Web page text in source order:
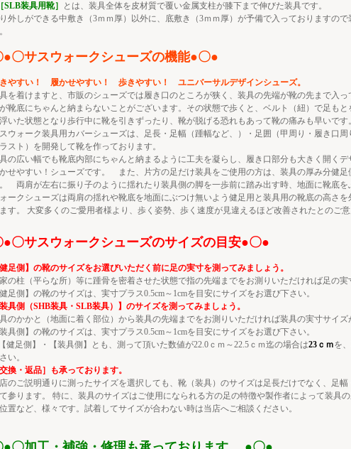
SLB装具用靴］
とは、装具全体を皮材質で覆い金属支柱が膝下まで伸びた装具です。
外しができる中敷き（3ｍｍ厚）以外に、底敷き（3ｍｍ厚）が予備で入っておりますの
●〇サスウォークシューズの機能●〇●
やすい！ 履かせやすい！ 歩きやすい！ ユニバーサルデザインシューズ。
を着けますと、市販のシューズでは履き口のところが狭く、装具の先端が靴の先まで入
靴底にちゃんと納まらないことがございます。その状態で歩くと、ベルト（紐）で足もと
いた状態となり歩行中に靴を引きずったり、靴が脱げる恐れもあって靴の痛みも早いで
ウォーク装具用カバーシューズは、足長・足幅（踵幅など、）・足囲（甲周り・履き口
スト）を開発して靴を作っております。
の広い幅でも靴底内部にちゃんと納まるように工夫を凝らし、履き口部分も大きく開く
せやすい！シューズです。 また、片方の足だけ装具をご使用の方は、装具の厚み分健足
両肩が左右に振り子のように揺れたり装具側の脚を一歩前に踏み出す時、地面に靴底
ークシューズは両肩の揺れや靴底を地面にぶつけ無いよう健足用と装具用の靴底の高さ
す。 大変多くのご愛用者様より、歩く姿勢、歩く速度が見違えるほど改善されたとのご意
●〇サスウォークシューズのサイズの目安●〇●
足側】の靴のサイズをお選びいただく前に足の実寸を測ってみましょう。
の柱（平らな所）等に踵骨を密着させた状態で指の先端までをお測りいただければ足の実
足側】の靴のサイズは、実寸プラス0.5cm～1cmを目安にサイズをお選び下さい。
具側（SHB装具・SLB装具）】のサイズを測ってみましょう。
のかかと（地面に着く部位）から装具の先端までをお測りいただければ装具の実寸サイズ
具側】の靴のサイズは、実寸プラス0.5cm～1cmを目安にサイズをお選び下さい。
健足側】・【装具側】とも、測って頂いた数値が22.0ｃｍ～22.5ｃｍ迄の場合は23ｃｍを
い。
換・返品］も承っております。
のご説明通りに測ったサイズを選択しても、靴（装具）のサイズは足長だけでなく、足
参ります。 特に、装具のサイズはご使用になられる方の足の特徴や製作者によって装具
置など、様々です。試着してサイズが合わない時は当店へご相談ください。